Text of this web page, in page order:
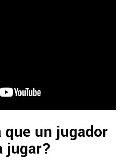
un jugador
jugar?